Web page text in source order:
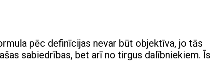
pēc definīcijas nevar būt objektīva, jo tās
sabiedrības, bet arī no tirgus dalībniekiem.